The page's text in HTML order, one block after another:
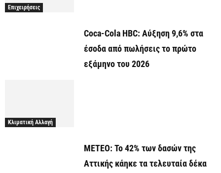
Επιχειρήσεις
Coca-Cola HBC: Αύξηση 9,6% στα
έσοδα από πωλήσεις το πρώτο
εξάμηνο του 2026
Κλιματική Αλλαγή
ΜΕΤΕΟ: Το 42% των δασών της
Αττικής κάηκε τα τελευταία δέκα